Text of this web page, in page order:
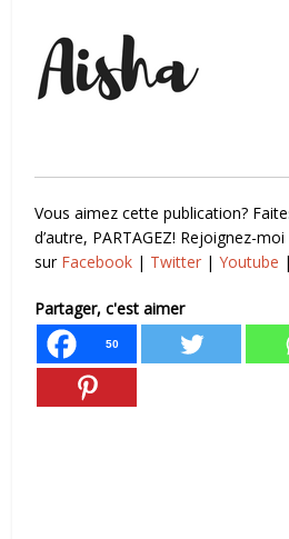
Vous aimez cette publication?
d’autre, PARTAGEZ! Rejoignez-moi
sur Facebook | Twitter |Youtube
Partager, c'est aimer
50